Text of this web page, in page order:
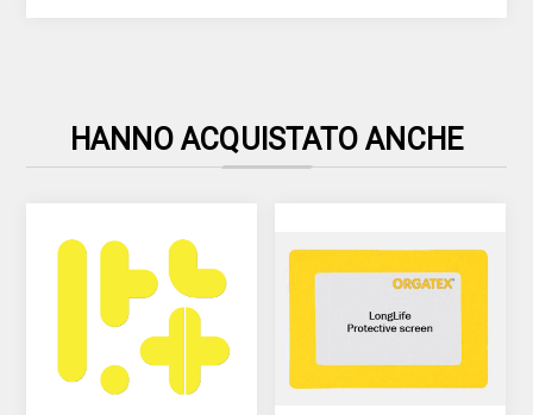
HANNO ACQUISTATO ANCHE